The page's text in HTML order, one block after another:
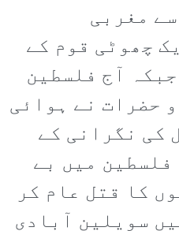
مغربی
چھوٹی قوم کے
آج فلسطین
حضرات نے ہوائی
کی نگرانی کے
میں بے
کا قتل عام کر
سویلین آبادی